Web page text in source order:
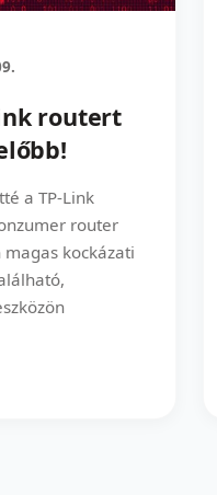
routert
a TP-Link
router
kockázati